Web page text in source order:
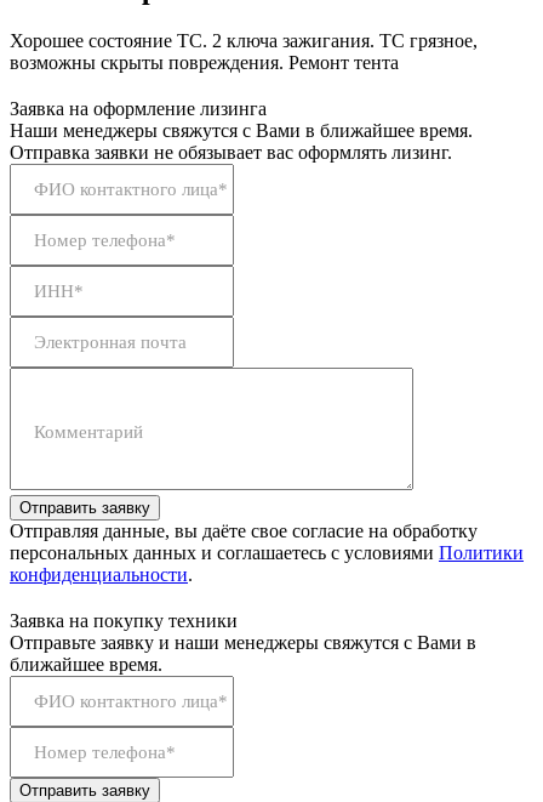
Хорошее состояние ТС. 2 ключа зажигания. ТС грязное,
возможны скрыты повреждения. Ремонт тента
Заявка на оформление лизинга
Наши менеджеры свяжутся с Вами в ближайшее время.
Отправка заявки не обязывает вас оформлять лизинг.
ФИО контактного лица*
Номер телефона*
ИНН*
Электронная почта
Комментарий
Отправить заявку
Отправляя данные, вы даёте свое согласие на обработку
персональных данных и соглашаетесь с условиями Политики
конфиденциальности.
Заявка на покупку техники
Отправьте заявку и наши менеджеры свяжутся с Вами в
ближайшее время.
ФИО контактного лица*
Номер телефона*
Отправить заявку